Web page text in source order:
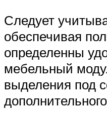
Следует
обеспечивая
определенны
мебельный
выделения под